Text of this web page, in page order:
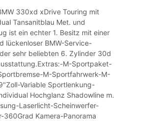
330xd xDrive Touring mit
Tansanitblau Met. und
ist ein echter 1. Besitz mit einer
lückenloser BMW-Service-
sehr beliebten 6. Zylinder 30d
M-Sportpaket-
M-Sportfahrwerk-M-
Variable Sportlenkung-
Hochglanz Shadowline m.
Laserlicht-Scheinwerfer-
Kamera-Panorama